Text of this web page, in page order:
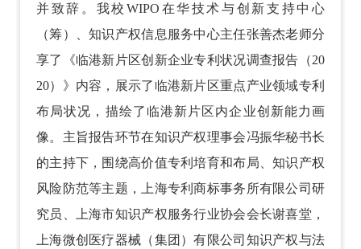
并致辞。我校WIPO在华技术与创新支持中心
（筹）、知识产权信息服务中心主任张善杰老师分
享了《临港新片区创新企业专利状况调查报告（20
20）》内容，展示了临港新片区重点产业领域专利
布局状况，描绘了临港新片区内企业创新能力画
像。主旨报告环节在知识产权理事会冯振华秘书长
的主持下，围绕高价值专利培育和布局、知识产权
风险防范等主题，上海专利商标事务所有限公司研
究员、上海市知识产权服务行业协会会长谢喜堂，
上海微创医疗器械（集团）有限公司知识产权与法